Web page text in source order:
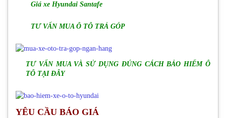
Giá xe Hyundai Santafe
TƯ VẤN MUA Ô TÔ TRẢ GÓP
TƯ VẤN MUA VÀ SỬ DỤNG ĐÚNG CÁCH BẢO HIỂM Ô
TÔ TẠI ĐÂY
YÊU CẦU BÁO GIÁ